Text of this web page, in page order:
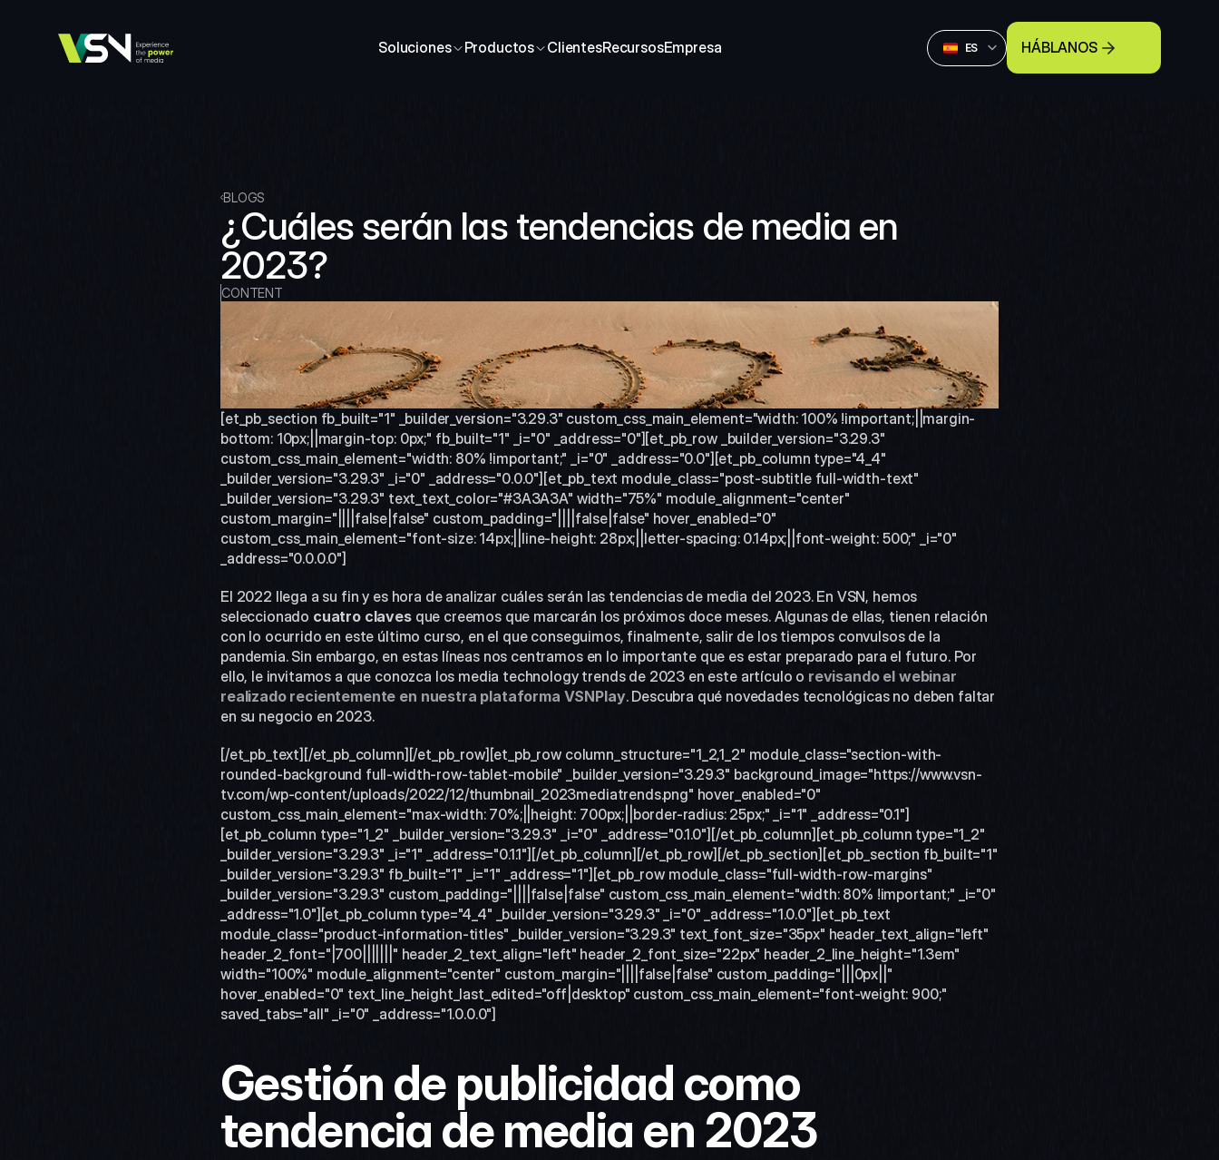
Soluciones Productos ClientesRecursosEmpresa
Select Language
Spanish (Spain)
ES HÁBLANOS
BLOGS
¿Cuáles serán las tendencias de media en
2023?
CONTENT
[et_pb_section fb_built="1" _builder_version="3.29.3" custom_css_main_element="width: 100% !important;||margin-
bottom: 10px;||margin-top: 0px;" fb_built="1" _i="0" _address="0"][et_pb_row _builder_version="3.29.3"
custom_css_main_element="width: 80% !important;" _i="0" _address="0.0"][et_pb_column type="4_4"
_builder_version="3.29.3" _i="0" _address="0.0.0"][et_pb_text module_class="post-subtitle full-width-text"
_builder_version="3.29.3" text_text_color="#3A3A3A" width="75%" module_alignment="center"
custom_margin="||||false|false" custom_padding="||||false|false" hover_enabled="0"
custom_css_main_element="font-size: 14px;||line-height: 28px;||letter-spacing: 0.14px;||font-weight: 500;" _i="0"
_address="0.0.0.0"]
El 2022 llega a su fin y es hora de analizar cuáles serán las tendencias de media del 2023. En VSN, hemos
seleccionado cuatro claves que creemos que marcarán los próximos doce meses. Algunas de ellas, tienen relación
con lo ocurrido en este último curso, en el que conseguimos, finalmente, salir de los tiempos convulsos de la
pandemia. Sin embargo, en estas líneas nos centramos en lo importante que es estar preparado para el futuro. Por
ello, le invitamos a que conozca los media technology trends de 2023 en este artículo o revisando el webinar
realizado recientemente en nuestra plataforma VSNPlay. Descubra qué novedades tecnológicas no deben faltar
en su negocio en 2023.
[/et_pb_text][/et_pb_column][/et_pb_row][et_pb_row column_structure="1_2,1_2" module_class="section-with-
rounded-background full-width-row-tablet-mobile" _builder_version="3.29.3" background_image="https://www.vsn-
tv.com/wp-content/uploads/2022/12/thumbnail_2023mediatrends.png" hover_enabled="0"
custom_css_main_element="max-width: 70%;||height: 700px;||border-radius: 25px;" _i="1" _address="0.1"]
[et_pb_column type="1_2" _builder_version="3.29.3" _i="0" _address="0.1.0"][/et_pb_column][et_pb_column type="1_2"
_builder_version="3.29.3" _i="1" _address="0.1.1"][/et_pb_column][/et_pb_row][/et_pb_section][et_pb_section fb_built="1"
_builder_version="3.29.3" fb_built="1" _i="1" _address="1"][et_pb_row module_class="full-width-row-margins"
_builder_version="3.29.3" custom_padding="||||false|false" custom_css_main_element="width: 80% !important;" _i="0"
_address="1.0"][et_pb_column type="4_4" _builder_version="3.29.3" _i="0" _address="1.0.0"][et_pb_text
module_class="product-information-titles" _builder_version="3.29.3" text_font_size="35px" header_text_align="left"
header_2_font="|700|||||||" header_2_text_align="left" header_2_font_size="22px" header_2_line_height="1.3em"
width="100%" module_alignment="center" custom_margin="||||false|false" custom_padding="|||0px||"
hover_enabled="0" text_line_height_last_edited="off|desktop" custom_css_main_element="font-weight: 900;"
saved_tabs="all" _i="0" _address="1.0.0.0"]
Gestión de publicidad como
tendencia de media en 2023